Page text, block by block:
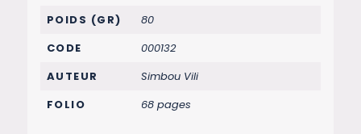
POIDS (GR)
80
CODE
000132
AUTEUR
Simbou Vili
FOLIO
68 pages